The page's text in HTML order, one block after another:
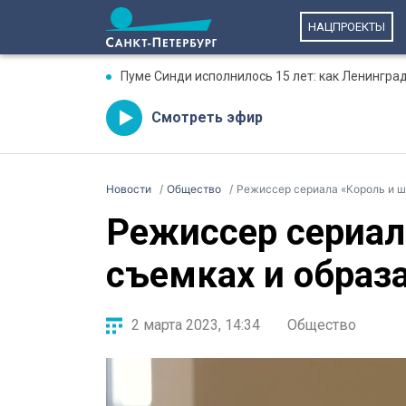
НАЦПРОЕКТЫ
Пуме Синди исполнилось 15 лет: как
Смотреть эфир
Новости Общество Режиссер сериала «Король и
Режиссер
съемках и
2 марта 2023, 14:34 Общество